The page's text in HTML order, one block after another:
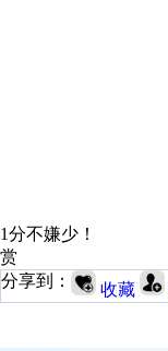
1分不嫌少！
赏
分享到：
收藏